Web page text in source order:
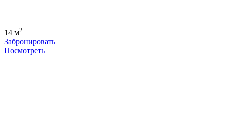
14 м2
Забронировать
Посмотреть